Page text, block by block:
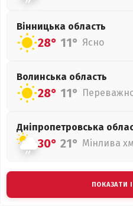
Вінницька область
28° 11° Ясно
Волинська область
28° 11°
Дніпропетровська
30° 21° Мінлива
ПОКАЗАТИ